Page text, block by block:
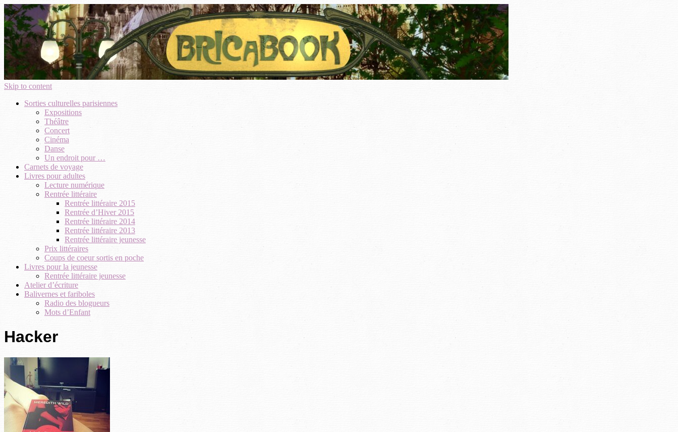
Skip to content
Sorties culturelles parisiennes
Expositions
Théâtre
Concert
Cinéma
Danse
Un endroit pour …
Carnets de voyage
Livres pour adultes
Lecture numérique
Rentrée littéraire
Rentrée littéraire 2015
Rentrée d’Hiver 2015
Rentrée littéraire 2014
Rentrée littéraire 2013
Rentrée littéraire jeunesse
Prix littéraires
Coups de coeur sortis en poche
Livres pour la jeunesse
Rentrée littéraire jeunesse
Atelier d’écriture
Balivernes et fariboles
Radio des blogueurs
Mots d’Enfant
Hacker